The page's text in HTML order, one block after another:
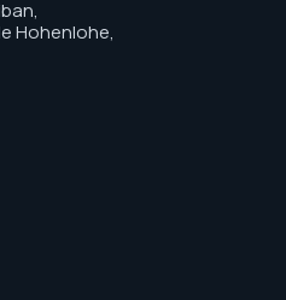
Hohenlohe,